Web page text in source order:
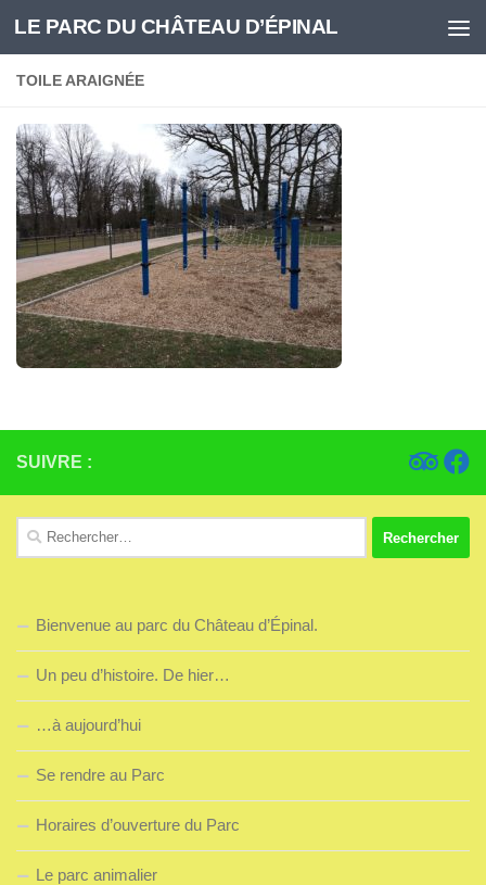
Skip to content
LE PARC DU CHÂTEAU D’ÉPINAL
TOILE ARAIGNÉE
SUIVRE :
Rechercher :
Bienvenue au parc du Château d’Épinal.
Un peu d’histoire. De hier…
…à aujourd’hui
Se rendre au Parc
Horaires d’ouverture du Parc
Le parc animalier